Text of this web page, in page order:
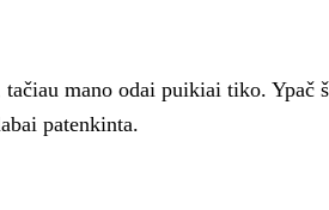
mano odai puikiai tiko.
patenkinta.